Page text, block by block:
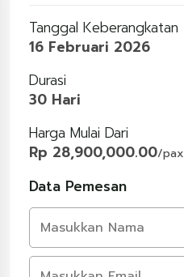
Tanggal Keberangkatan
16 Februari 2026
Durasi
30 Hari
Harga Mulai Dari
Rp 28,900,000.00/pax
Data Pemesan